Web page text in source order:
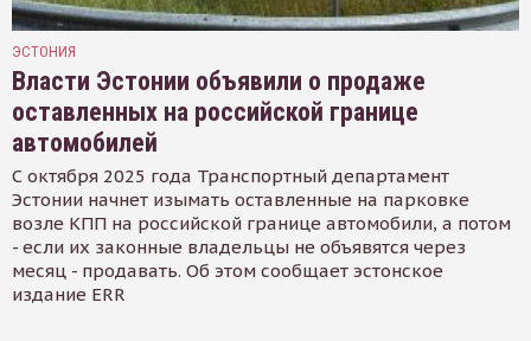
ЭСТОНИЯ
Власти Эстонии объявили о продаже
оставленных на российской границе
автомобилей
С октября 2025 года Транспортный департамент
Эстонии начнет изымать оставленные на парковке
возле КПП на российской границе автомобили, а потом
- если их законные владельцы не объявятся через
месяц - продавать. Об этом сообщает эстонское
издание ERR